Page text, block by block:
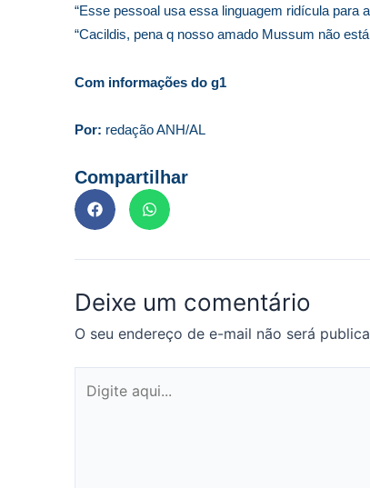
“Esse pessoal usa essa linguagem ridícula para
“Cacildis, pena q nosso amado Mussum não
Com informações do g1
Por: redação ANH/AL
Compartilhar
Deixe um comentário
O seu endereço de e-mail não será
aqui...